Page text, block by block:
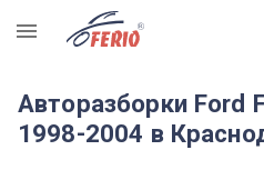
R
Авторазборки Ford
1998-2004 в